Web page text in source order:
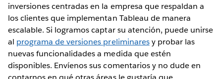
inversiones centradas en la empresa que respaldan a
los clientes que implementan Tableau de manera
escalable. Si logramos captar su atención, puede unirse
al programa de versiones preliminaresy probar las
nuevas funcionalidades a medida que estén
disponibles. Envíenos sus comentarios y no dude en